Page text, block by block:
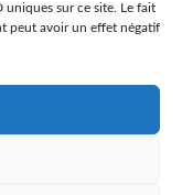
sur ce site. Le fait
peut avoir un effet négatif